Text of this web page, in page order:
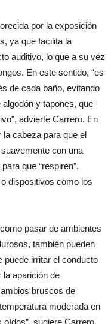
por la exposición
ya que facilita la
auditivo, lo que a su vez
En este sentido, “es
de cada baño, evitando
y tapones, que
advierte Carrero. En
la cabeza para que el
con una
que “respiren”,
dispositivos como los
pasar de ambientes
también pueden
puede irritar el conducto
la aparición de
bruscos de
moderada en
sugiere Carrero.